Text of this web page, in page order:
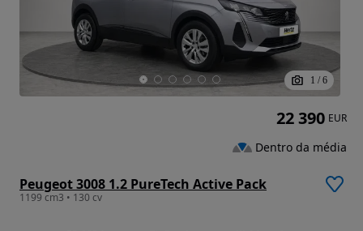
1 / 6
Peugeot 3008 1.2 PureTech Active Pack
1199 cm3 • 130 cv
22 390 EUR
Dentro da média